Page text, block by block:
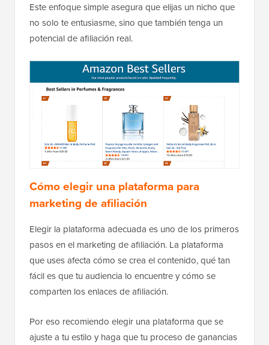
Este enfoque simple asegura que elijas un nicho que
no solo te entusiasme, sino que también tenga un
potencial de afiliación real.
Cómo elegir una plataforma para
marketing de afiliación
Elegir la plataforma adecuada es uno de los primeros
pasos en el marketing de afiliación. La plataforma
que uses afecta cómo se crea el contenido, qué tan
fácil es que tu audiencia lo encuentre y cómo se
comparten los enlaces de afiliación.
Por eso recomiendo elegir una plataforma que se
ajuste a tu estilo y haga que tu proceso de ganancias